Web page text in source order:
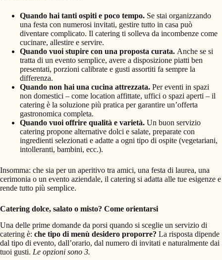
Quando hai tanti ospiti e poco tempo. Se stai organizzando
una festa con numerosi invitati, gestire tutto in casa può
diventare complicato. Il catering ti solleva da incombenze come
cucinare, allestire e servire.
Quando vuoi stupire con una proposta curata. Anche se si
tratta di un evento semplice, avere a disposizione piatti ben
presentati, porzioni calibrate e gusti assortiti fa sempre la
differenza.
Quando non hai una cucina attrezzata. Per eventi in spazi
non domestici – come location affittate, uffici o spazi aperti – il
catering è la soluzione più pratica per garantire un’offerta
gastronomica completa.
Quando vuoi offrire qualità e varietà. Un buon servizio
catering propone alternative dolci e salate, preparate con
ingredienti selezionati e adatte a ogni tipo di ospite (vegetariani,
intolleranti, bambini, ecc.).
Insomma: che sia per un aperitivo tra amici, una festa di laurea, una
cerimonia o un evento aziendale, il catering si adatta alle tue esigenze e
rende tutto più semplice.
Catering dolce, salato o misto? Come orientarsi
Una delle prime domande da porsi quando si sceglie un servizio di
catering è: che tipo di menù desidero proporre? La risposta dipende
dal tipo di evento, dall’orario, dal numero di invitati e naturalmente dai
tuoi gusti. Le opzioni sono 3.